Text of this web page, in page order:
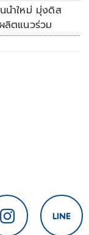
นำใหม่ มุ่งดิส
ลิตแนวร่วม